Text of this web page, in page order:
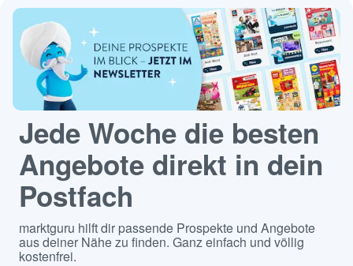
Jede Woche die besten
Angebote direkt in dein
Postfach
marktguru hilft dir passende Prospekte und Angebote
aus deiner Nähe zu finden. Ganz einfach und völlig
kostenfrei.